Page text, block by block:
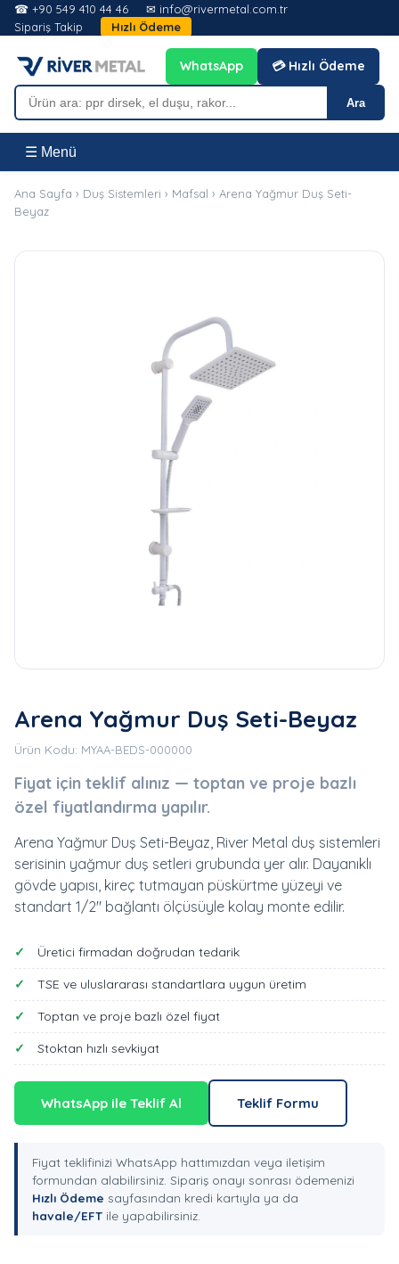
☎ +90 549 410 44 46
✉ info@rivermetal.com.tr
Sipariş Takip
Hızlı Ödeme
Ara
WhatsApp 💳 Hızlı Ödeme
☰ Menü
Ana Sayfa › Duş Sistemleri › Mafsal › Arena Yağmur Duş Seti-
Beyaz
Arena Yağmur Duş Seti-Beyaz
Ürün Kodu: MYAA-BEDS-000000
Fiyat için teklif alınız — toptan ve proje bazlı
özel fiyatlandırma yapılır.
Arena Yağmur Duş Seti-Beyaz, River Metal duş sistemleri
serisinin yağmur duş setleri grubunda yer alır. Dayanıklı
gövde yapısı, kireç tutmayan püskürtme yüzeyi ve
standart 1/2" bağlantı ölçüsüyle kolay monte edilir.
Üretici firmadan doğrudan tedarik
TSE ve uluslararası standartlara uygun üretim
Toptan ve proje bazlı özel fiyat
Stoktan hızlı sevkiyat
WhatsApp ile Teklif Al Teklif Formu
Fiyat teklifinizi WhatsApp hattımızdan veya iletişim
formundan alabilirsiniz. Sipariş onayı sonrası ödemenizi
Hızlı Ödeme sayfasından kredi kartıyla ya da
havale/EFT ile yapabilirsiniz.